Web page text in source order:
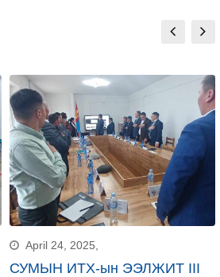
April 24, 2025,
СУМЫН ИТХ-ын ЭЭЛЖИТ III